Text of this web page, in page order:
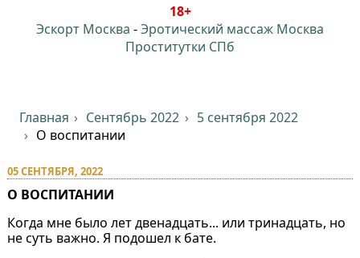
18+
Эскорт Москва -Эротический массаж Москва
Проститутки СПб
Главная Сентябрь 2022
5 сентября 2022
О воспитании
05 СЕНТЯБРЯ, 2022
О ВОСПИТАНИИ
Когда мне было лет двенадцать... или тринадцать, но
не суть важно. Я подошел к бате.